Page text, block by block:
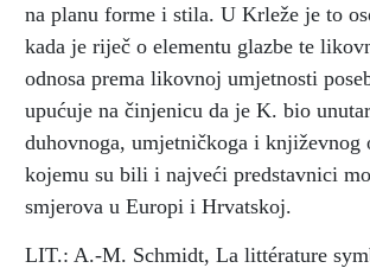
na planu forme i stila. U Krleže je to
kada je riječ o elementu glazbe te
odnosa prema likovnoj umjetnosti
upućuje na činjenicu da je K. bio
duhovnoga, umjetničkoga i književnog
kojemu su bili i najveći predstavnici
smjerova u Europi i Hrvatskoj.
LIT.: A.-M. Schmidt, La littérature